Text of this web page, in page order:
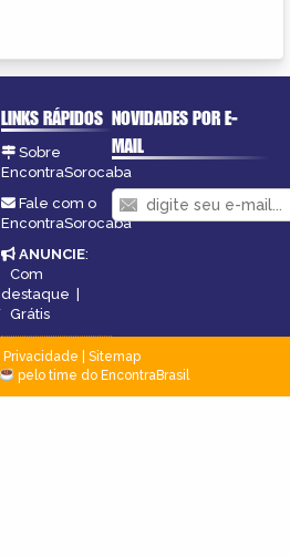
LINKS RÁPIDOS
Sobre
EncontraSorocaba
Fale com o
EncontraSorocaba
ANUNCIE:
Com
destaque |
Grátis
NOVIDADES POR E-
MAIL
Privacidade
Sitemap
pelo time do EncontraBrasil